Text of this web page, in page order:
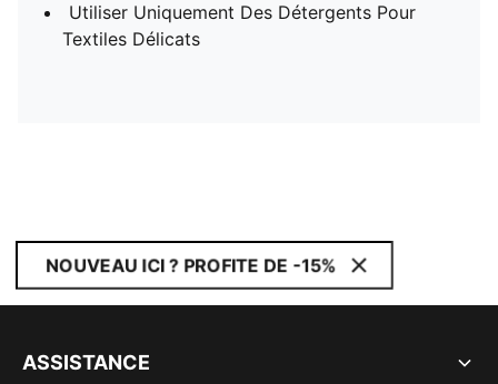
Utiliser Uniquement Des Détergents Pour
Textiles Délicats
NOUVEAU ICI ? PROFITE DE -15%
ASSISTANCE